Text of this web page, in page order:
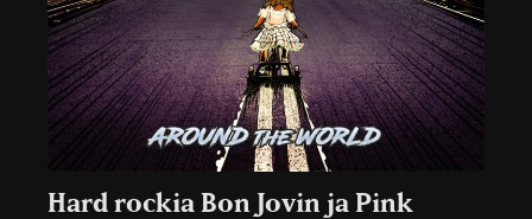
Hard rockia Bon Jovin ja Pink